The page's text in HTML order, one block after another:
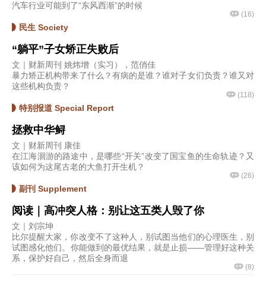
汽车行业可能到了“东风西渐”的时候
(16)
民生 Society
“躺平”子女矫正失败后
文｜财新周刊 姚炜增（实习），范俏佳
暴力矫正机构带来了什么？有病的是谁？谁对子女们负责？谁又对
这些机构负责？
(118)
特别报道 Special Report
拯救中华鲟
文｜财新周刊 康佳
在江海洄游的路途中，是哪些“开关”改变了国宝鱼的生命轨迹？又
该如何为这尾古老的大鱼打开生机？
(26)
副刊 Supplement
阅读｜高冲突人格：别让这五类人毁了你
文｜刘宗坤
比尔提醒大家，你改变不了这种人，别试图当他们的心理医生，别
试图感化他们。你能做到的最优结果，就是止损——管理好这种关
系，保护好自己，然后全身而退
(8)